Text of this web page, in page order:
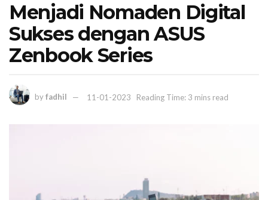
Menjadi Nomaden Digital
Sukses dengan ASUS
Zenbook Series
byfadhil 11-01-2023 Reading Time: 3 mins read